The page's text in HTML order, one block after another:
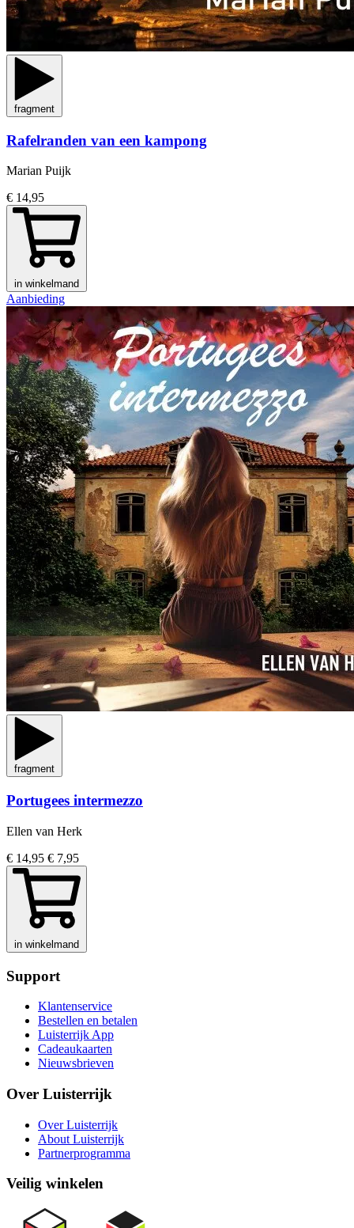
fragment
Rafelranden van een kampong
Marian Puijk
€ 14,95
in winkelmand
Aanbieding
fragment
Portugees intermezzo
Ellen van Herk
€ 14,95 € 7,95
in winkelmand
Support
Klantenservice
Bestellen en betalen
Luisterrijk App
Cadeaukaarten
Nieuwsbrieven
Over Luisterrijk
Over Luisterrijk
About Luisterrijk
Partnerprogramma
Veilig winkelen